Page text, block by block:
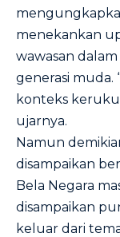
menekankan
wawasan
generasi muda.
konteks
ujarnya.
Namun
disampaikan
Bela Negara
disampaikan
keluar dari